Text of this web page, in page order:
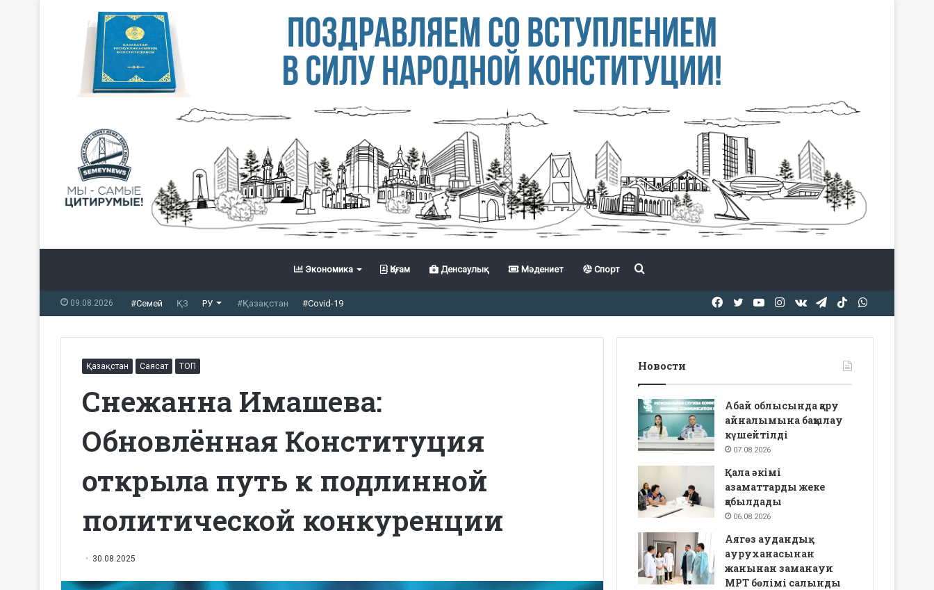
Экономика Қоғам Денсаулық Мәдениет Спорт
09.08.2026 #Семей ҚЗ РУ #Қазақстан #Covid-19 TikTok
Telegram
vk.com
Instagram
YouTube
Twitter
Facebook
Қазақстан Саясат ТОП
Снежанна Имашева:
Обновлённая Конституция
открыла путь к подлинной
политической конкуренции
30.08.2025
Новости
Абай облысында қару
айналымына бақылау
күшейтілді
07.08.2026
Қала әкімі
азаматтарды жеке
қабылдады
06.08.2026
Аягөз аудандық
ауруханасынан
жанынан заманауи
МРТ бөлімі салынды